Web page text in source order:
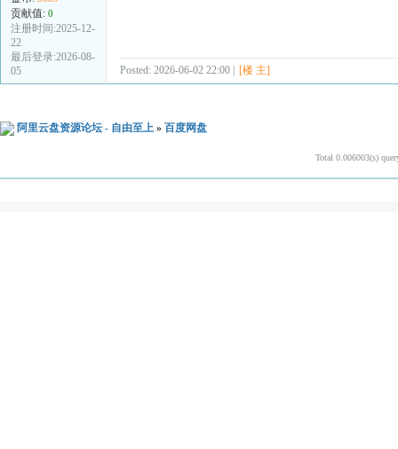
贡献值: 0
注册时间:2025-12-
22
最后登录:2026-08-
05
Posted: 2026-06-02 22:00 | [楼 主]
阿里云盘资源论坛 - 自由至上 » 百度网盘
Total 0.006003(s)